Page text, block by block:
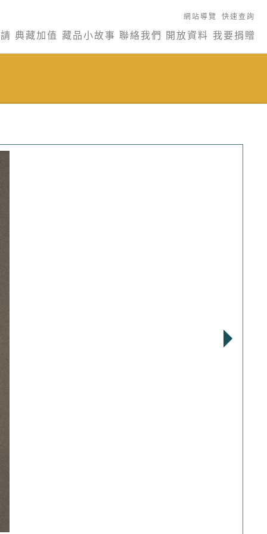
網站導覽 快速查詢
典藏加值 藏品小故事 聯絡我們 開放資料 我要捐贈